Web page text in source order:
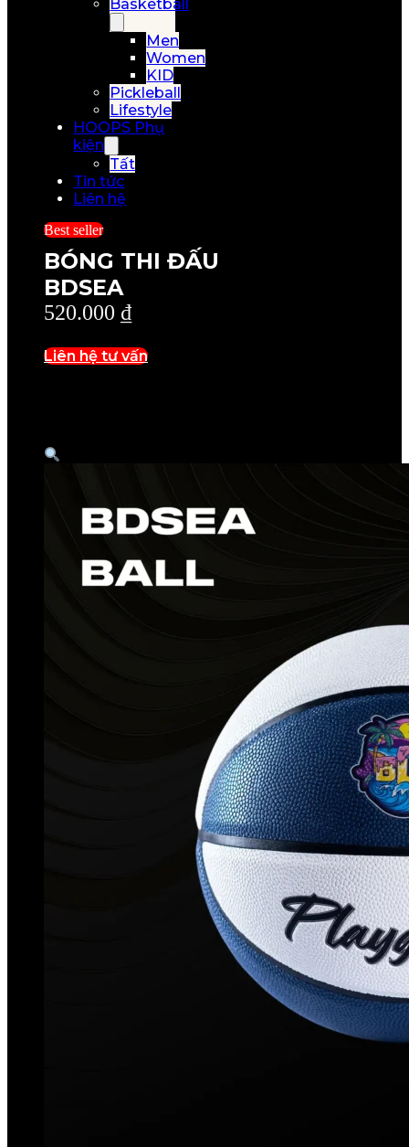
Basketball
Men
Women
KID
Pickleball
Lifestyle
HOOPS Phụ
kiện
Tất
Tin tức
Liên hệ
Best seller
BÓNG THI ĐẤU
BDSEA
520.000 ₫
Liên hệ tư vấn